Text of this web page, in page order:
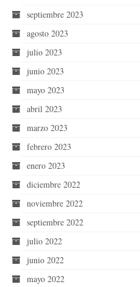
septiembre 2023
agosto 2023
julio 2023
junio 2023
mayo 2023
abril 2023
marzo 2023
febrero 2023
enero 2023
diciembre 2022
noviembre 2022
septiembre 2022
julio 2022
junio 2022
mayo 2022